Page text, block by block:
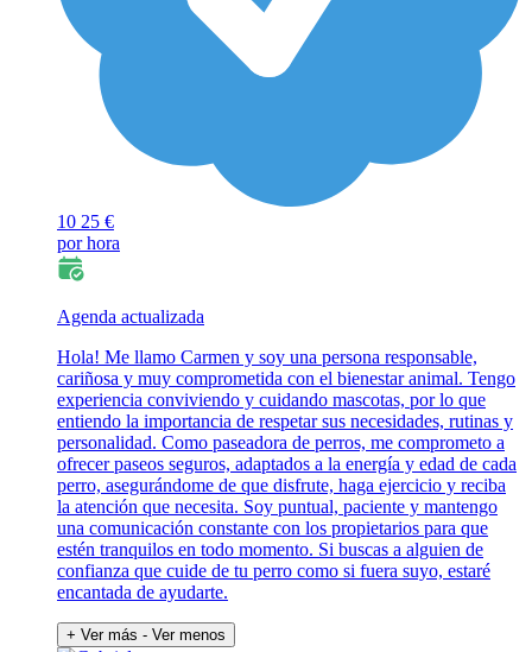
10 25 €
por hora
Agenda actualizada
Hola! Me llamo Carmen y soy una persona responsable,
cariñosa y muy comprometida con el bienestar animal. Tengo
experiencia conviviendo y cuidando mascotas, por lo que
entiendo la importancia de respetar sus necesidades, rutinas y
personalidad. Como paseadora de perros, me comprometo a
ofrecer paseos seguros, adaptados a la energía y edad de cada
perro, asegurándome de que disfrute, haga ejercicio y reciba
la atención que necesita. Soy puntual, paciente y mantengo
una comunicación constante con los propietarios para que
estén tranquilos en todo momento. Si buscas a alguien de
confianza que cuide de tu perro como si fuera suyo, estaré
encantada de ayudarte.
+ Ver más - Ver menos